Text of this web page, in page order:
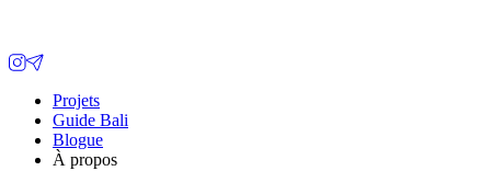
Projets
Guide Bali
Blogue
À propos